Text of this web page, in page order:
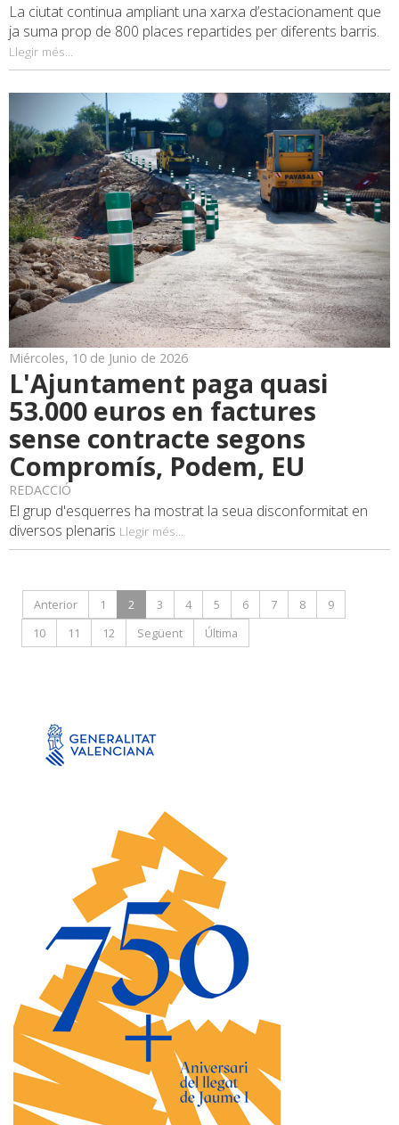
La ciutat continua ampliant una xarxa d’estacionament que
ja suma prop de 800 places repartides per diferents barris.
Llegir més...
Miércoles, 10 de Junio de 2026
L'Ajuntament paga quasi
53.000 euros en factures
sense contracte segons
Compromís, Podem, EU
REDACCIÓ
El grup d'esquerres ha mostrat la seua disconformitat en
diversos plenaris Llegir més...
Anterior 1 2 3 4 5 6 7 8
9
10
11 12 Següent Última